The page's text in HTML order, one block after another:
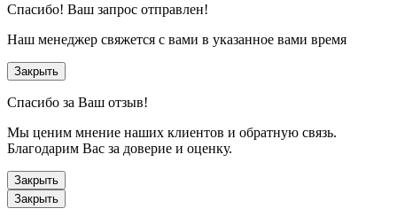
Спасибо! Ваш запрос отправлен!
Наш менеджер свяжется с вами в указанное вами время
Закрыть
Спасибо за Ваш отзыв!
Мы ценим мнение наших клиентов и обратную связь.
Благодарим Вас за доверие и оценку.
Закрыть
Закрыть